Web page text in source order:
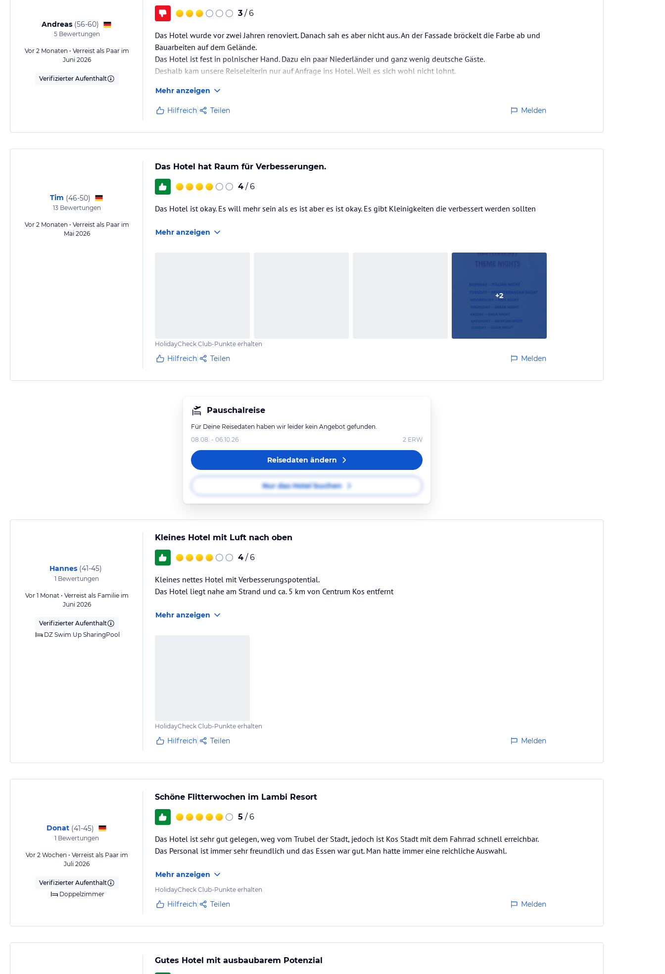
Andreas (56-60)
5Bewertungen
Vor 2 Monaten • Verreist als Paar im
Juni 2026
Verifizierter Aufenthalt
3 / 6
Das Hotel wurde vor zwei Jahren renoviert. Danach sah es aber nicht aus. An der Fassade bröckelt die Farbe ab und
Bauarbeiten auf dem Gelände.
Das Hotel ist fest in polnischer Hand. Dazu ein paar Niederländer und ganz wenig deutsche Gäste.
Deshalb kam unsere Reiseleiterin nur auf Anfrage ins Hotel. Weil es sich wohl nicht lohnt.
Mehr anzeigen
Hilfreich Teilen Melden
Tim (46-50)
13Bewertungen
Vor 2 Monaten • Verreist als Paar im
Mai 2026
Das Hotel hat Raum für Verbesserungen.
4 / 6
Das Hotel ist okay. Es will mehr sein als es ist aber es ist okay. Es gibt Kleinigkeiten die verbessert werden sollten
Mehr anzeigen
+2
HolidayCheck Club-Punkte erhalten
Hilfreich Teilen Melden
Pauschalreise
Für Deine Reisedaten haben wir leider kein Angebot gefunden.
08.08. - 06.10.26
2 ERW
Reisedaten ändern
Nur das Hotel buchen
Hannes (41-45)
1 Bewertungen
Vor 1 Monat • Verreist als Familie im
Juni 2026
Verifizierter Aufenthalt
DZ Swim Up SharingPool
Kleines Hotel mit Luft nach oben
4 / 6
Kleines nettes Hotel mit Verbesserungspotential.
Das Hotel liegt nahe am Strand und ca. 5 km von Centrum Kos entfernt
Mehr anzeigen
HolidayCheck Club-Punkte erhalten
Hilfreich Teilen Melden
Donat (41-45)
1 Bewertungen
Vor 2 Wochen • Verreist als Paar im
Juli 2026
Verifizierter Aufenthalt
Doppelzimmer
Schöne Flitterwochen im Lambi Resort
5 / 6
Das Hotel ist sehr gut gelegen, weg vom Trubel der Stadt, jedoch ist Kos Stadt mit dem Fahrrad schnell erreichbar.
Das Personal ist immer sehr freundlich und das Essen war gut. Man hatte immer eine reichliche Auswahl.
Mehr anzeigen
HolidayCheck Club-Punkte erhalten
Hilfreich Teilen Melden
Gutes Hotel mit ausbaubarem Potenzial